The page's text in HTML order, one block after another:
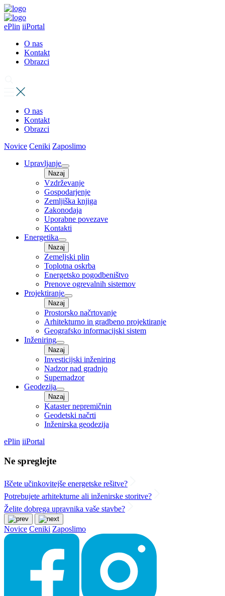
ePlin iiPortal
O nas
Kontakt
Obrazci
O nas
Kontakt
Obrazci
Novice Ceniki Zaposlimo
Upravljanje
Nazaj
Vzdrževanje
Gospodarjenje
Zemljiška knjiga
Zakonodaja
Uporabne povezave
Kontakti
Energetika
Nazaj
Zemeljski plin
Toplotna oskrba
Energetsko pogodbeništvo
Prenove ogrevalnih sistemov
Projektiranje
Nazaj
Prostorsko načrtovanje
Arhitekturno in gradbeno projektiranje
Geografsko informacijski sistem
Inženiring
Nazaj
Investicijski inženiring
Nadzor nad gradnjo
Supernadzor
Geodezija
Nazaj
Kataster nepremičnin
Geodetski načrti
Inženirska geodezija
ePlin iiPortal
Ne spreglejte
Iščete učinkovitejše energetske rešitve?
Potrebujete arhitekturne ali inženirske storitve?
Želite dobrega upravnika vaše stavbe?
Novice Ceniki Zaposlimo